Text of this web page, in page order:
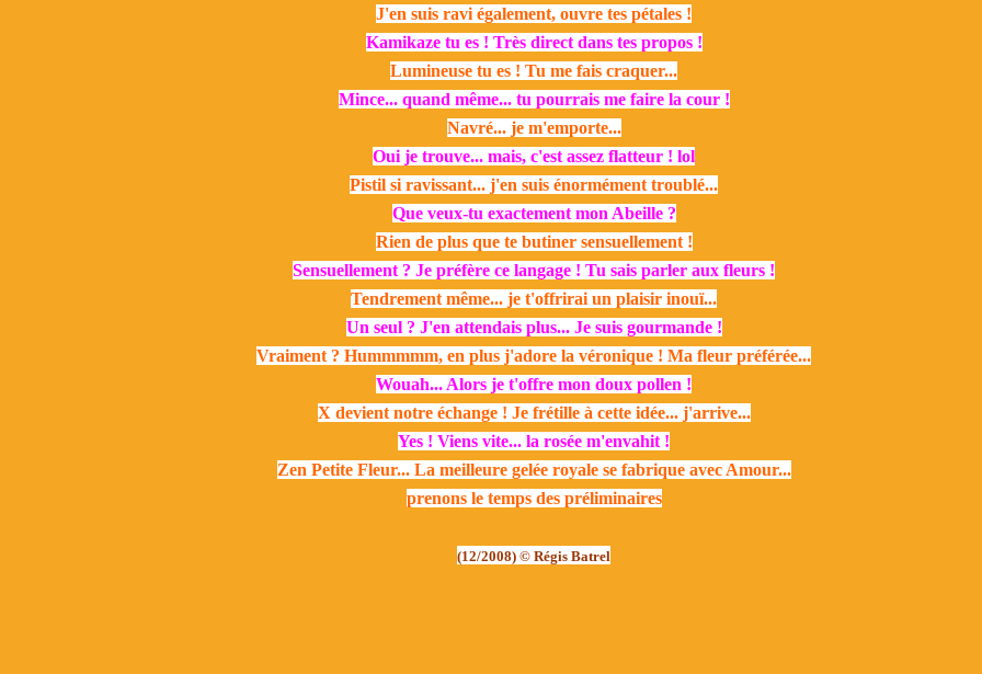
J'en suis ravi également, ouvre tes pétales !
Kamikaze tu es ! Très direct dans tes propos !
Lumineuse tu es ! Tu me fais craquer...
Mince... quand même... tu pourrais me faire la cour !
Navré... je m'emporte...
Oui je trouve... mais, c'est assez flatteur ! lol
Pistil si ravissant... j'en suis énormément troublé...
Que veux-tu exactement mon Abeille ?
Rien de plus que te butiner sensuellement !
Sensuellement ? Je préfère ce langage ! Tu sais parler aux fleurs !
Tendrement même... je t'offrirai un plaisir inouï...
Un seul ? J'en attendais plus... Je suis gourmande !
Vraiment ? Hummmmm, en plus j'adore la véronique ! Ma fleur préférée...
Wouah... Alors je t'offre mon doux pollen !
X devient notre échange ! Je frétille à cette idée... j'arrive...
Yes ! Viens vite... la rosée m'envahit !
Zen Petite Fleur... La meilleure gelée royale se fabrique avec Amour...
prenons le temps des préliminaires
(12/2008) © Régis Batrel